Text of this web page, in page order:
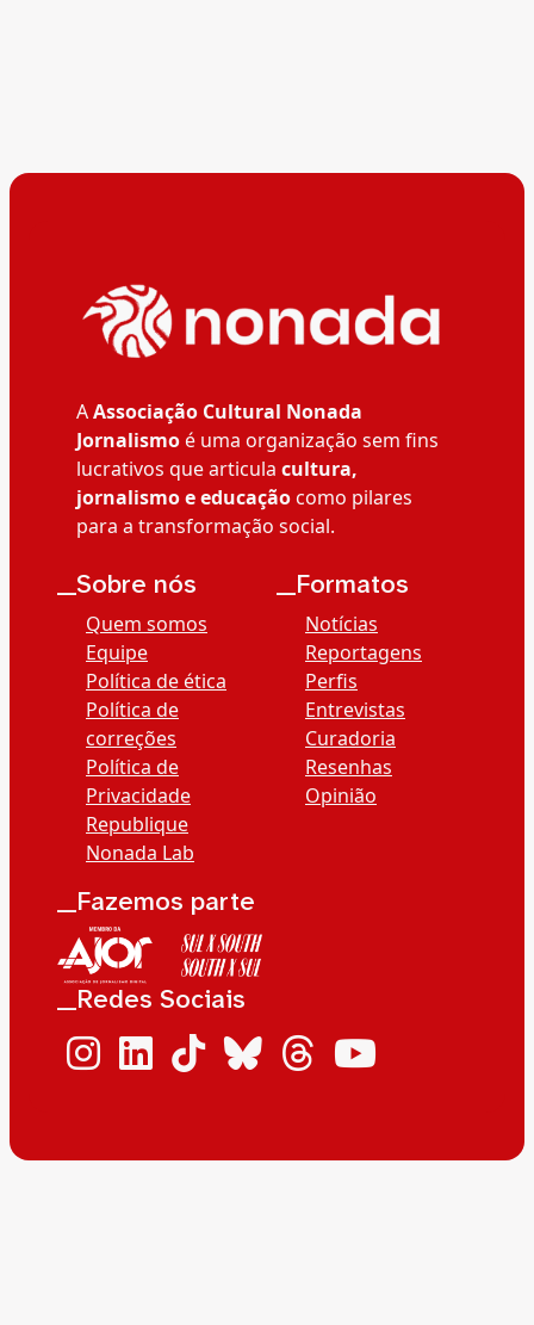
AAssociação Cultural Nonada
Jornalismoé uma organização sem fins
lucrativos que articula cultura,
jornalismo e educaçãocomo pilares
para a transformação social.
__Sobre nós
Quem somos
Equipe
Política de ética
Política de
correções
Política de
Privacidade
Republique
Nonada Lab
__Formatos
Notícias
Reportagens
Perfis
Entrevistas
Curadoria
Resenhas
Opinião
__Fazemos parte
__Redes Sociais